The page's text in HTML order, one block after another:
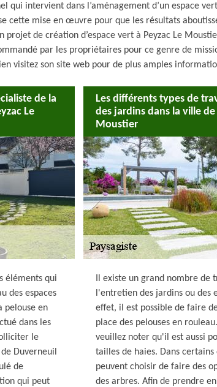
qui intervient dans l’aménagement d’un espace
cette mise en œuvre pour que les résultats
projet de création d’espace vert à Peyzac Le
par les propriétaires pour ce genre de
visitez son site web pour de plus amples
de la
Le
éléments qui
des espaces
pelouse en
dans les
le
Duverneuil
de
qui peut
Les différents types de
des jardins dans la ville de
Moustier
Il existe un grand nombre de
l'entretien des jardins ou des
effet, il est possible de faire
place des pelouses en
veuillez noter qu'il est aussi
tailles de haies. Dans
peuvent choisir de faire des
des arbres. Afin de prendre